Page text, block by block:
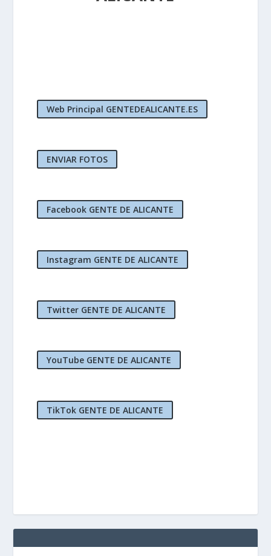
Web Principal GENTEDEALICANTE.ES
ENVIAR FOTOS
Facebook GENTE DE ALICANTE
Instagram GENTE DE ALICANTE
Twitter GENTE DE ALICANTE
YouTube GENTE DE ALICANTE
TikTok GENTE DE ALICANTE